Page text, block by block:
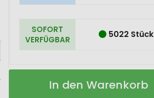
SOFORT
VERFÜGBAR
5022 Stück
Perk
Auf
In den Warenkorb